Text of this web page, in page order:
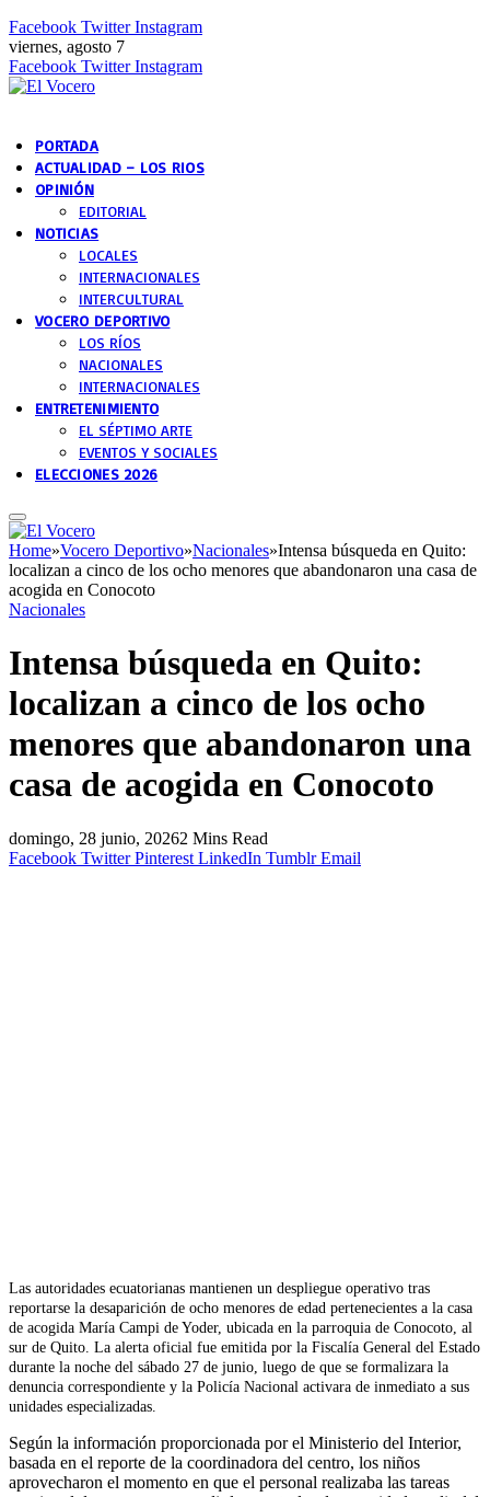
Facebook Twitter Instagram
viernes, agosto 7
Facebook Twitter Instagram
PORTADA
ACTUALIDAD – LOS RIOS
OPINIÓN
EDITORIAL
NOTICIAS
LOCALES
INTERNACIONALES
INTERCULTURAL
VOCERO DEPORTIVO
LOS RÍOS
NACIONALES
INTERNACIONALES
ENTRETENIMIENTO
EL SÉPTIMO ARTE
EVENTOS Y SOCIALES
ELECCIONES 2026
Home»Vocero Deportivo»Nacionales»Intensa búsqueda en Quito:
localizan a cinco de los ocho menores que abandonaron una casa de
acogida en Conocoto
Nacionales
Intensa búsqueda en Quito:
localizan a cinco de los ocho
menores que abandonaron una
casa de acogida en Conocoto
domingo, 28 junio, 20262 Mins Read
Facebook Twitter Pinterest LinkedIn Tumblr Email
Las autoridades ecuatorianas mantienen un despliegue operativo tras
reportarse la desaparición de ocho menores de edad pertenecientes a la casa
de acogida María Campi de Yoder, ubicada en la parroquia de Conocoto, al
sur de Quito. La alerta oficial fue emitida por la Fiscalía General del Estado
durante la noche del sábado 27 de junio, luego de que se formalizara la
denuncia correspondiente y la Policía Nacional activara de inmediato a sus
unidades especializadas.
Según la información proporcionada por el Ministerio del Interior,
basada en el reporte de la coordinadora del centro, los niños
aprovecharon el momento en que el personal realizaba las tareas